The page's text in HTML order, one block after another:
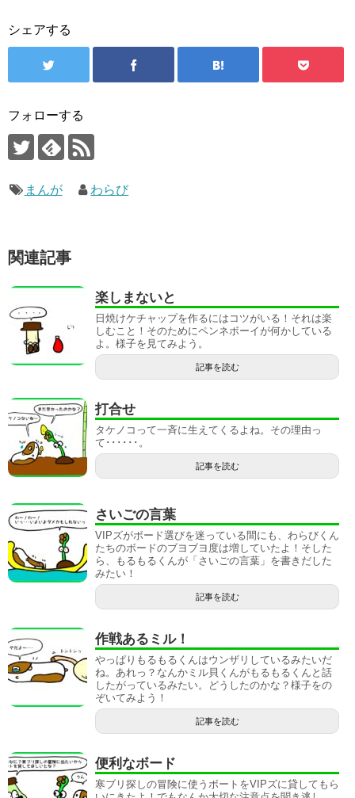
シェアする
フォローする
まんが わらび
関連記事
楽しまないと
日焼けケチャップを作るにはコツがいる！それは楽
しむこと！そのためにペンネボーイが何かしている
よ。様子を見てみよう。
記事を読む
打合せ
タケノコって一斉に生えてくるよね。その理由っ
て･･････。
記事を読む
さいごの言葉
VIPズがボード選びを迷っている間にも、わらびくん
たちのボードのブヨブヨ度は増していたよ！そした
ら、もるもるくんが「さいごの言葉」を書きだした
みたい！
記事を読む
作戦あるミル！
やっぱりもるもるくんはウンザリしているみたいだ
ね。あれっ？なんかミル貝くんがもるもるくんと話
したがっているみたい。どうしたのかな？様子をの
ぞいてみよう！
記事を読む
便利なボード
寒ブリ探しの冒険に使うボートをVIPズに貸してもら